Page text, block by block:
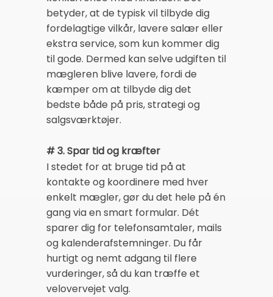
betyder, at de typisk vil tilbyde dig
fordelagtige vilkår, lavere salær eller
ekstra service, som kun kommer dig
til gode. Dermed kan selve udgiften til
mægleren blive lavere, fordi de
kæmper om at tilbyde dig det
bedste både på pris, strategi og
salgsværktøjer.
# 3. Spar tid og kræfter
I stedet for at bruge tid på at
kontakte og koordinere med hver
enkelt mægler, gør du det hele på én
gang via en smart formular. Dét
sparer dig for telefonsamtaler, mails
og kalenderafstemninger. Du får
hurtigt og nemt adgang til flere
vurderinger, så du kan træffe et
velovervejet valg.